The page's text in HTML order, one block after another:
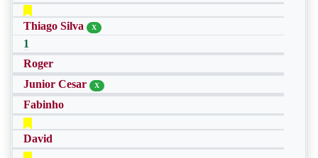
Thiago Silva X
1
Roger
Junior Cesar
X
Fabinho
David